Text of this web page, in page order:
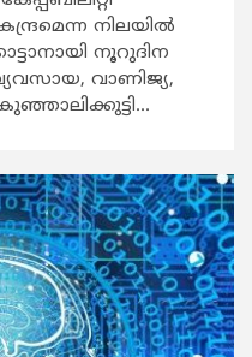
നിലയില്‍
നൂറുദിന
വാണിജ്യ,